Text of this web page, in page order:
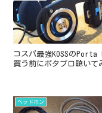
コスパ最強KOSSの
買う前にポタプロ聴いて
ヘッドホン